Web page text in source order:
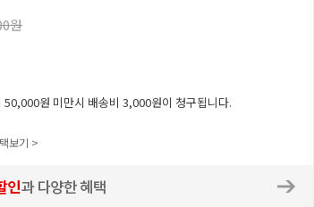
원
50,000원 미만시 배송비 3,000원이 청구됩니다.
보기 >